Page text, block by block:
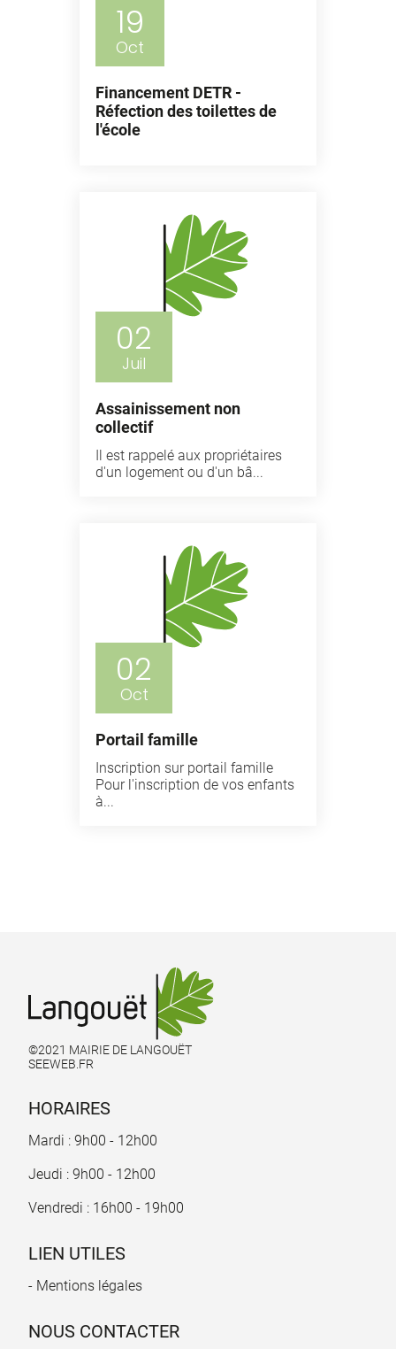
19
Oct
Financement DETR -
Réfection des toilettes de
l'école
02
Juil
Assainissement non
collectif
Il est rappelé aux propriétaires
d'un logement ou d'un bâ...
02
Oct
Portail famille
Inscription sur portail famille
Pour l'inscription de vos enfants
à...
©2021 MAIRIE DE LANGOUËT
SEEWEB.FR
HORAIRES
Mardi : 9h00 - 12h00
Jeudi : 9h00 - 12h00
Vendredi : 16h00 - 19h00
LIEN UTILES
- Mentions légales
NOUS CONTACTER